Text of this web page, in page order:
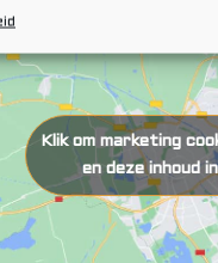
Klik om marketing
en deze inhoud